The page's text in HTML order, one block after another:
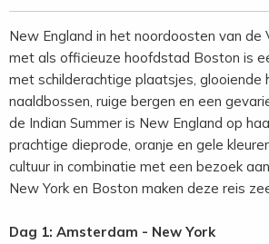
New England in het noordoosten van de
met als officieuze hoofdstad Boston is
met schilderachtige plaatsjes, glooiende
naaldbossen, ruige bergen en een
de Indian Summer is New England op
prachtige dieprode, oranje en gele
cultuur in combinatie met een bezoek
New York en Boston maken deze reis
Dag 1: Amsterdam - New York